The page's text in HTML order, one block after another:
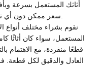
أثاثك المستعمل بسرعة
نقوم بشراء مختلف أنواع
المستعمل، سواء كان أثاثًا
قطعًا منفردة، مع الاهتمام
العادل والدقيق لكل قطعة.